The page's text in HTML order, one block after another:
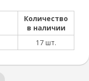
Количество
в наличии
17 шт.